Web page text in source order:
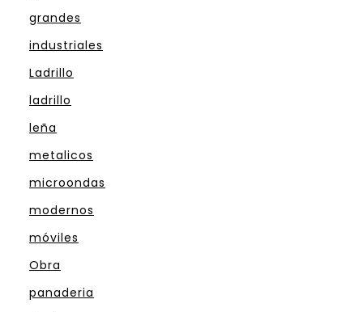
grandes
industriales
Ladrillo
ladrillo
leña
metalicos
microondas
modernos
móviles
Obra
panaderia